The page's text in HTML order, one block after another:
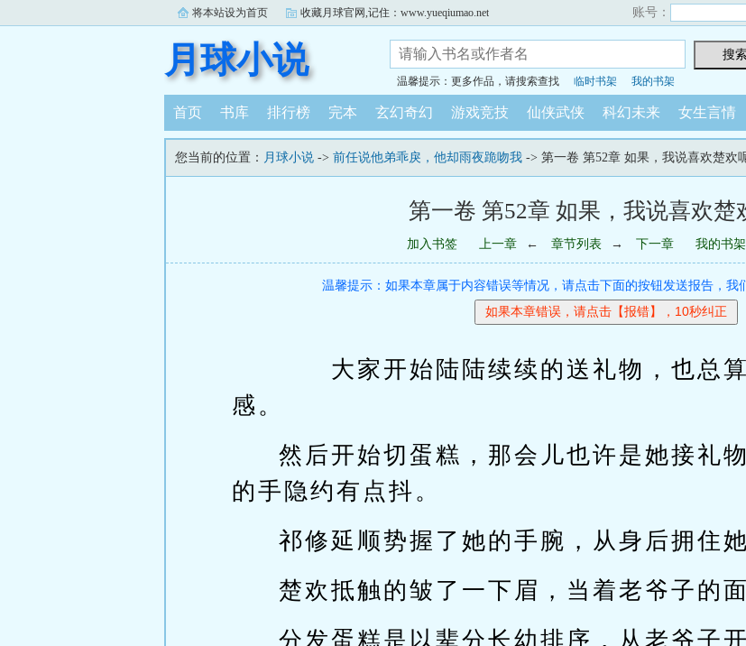
将本站设为首页 收藏月球官网,记住：www.yueqiumao.net 账号：
月球小说
温馨提示：更多作品，请搜索查找 临时书架 我的书架
首页 书库 排行榜 完本 玄幻奇幻 游戏竞技 仙侠武侠 科幻未来 女生言情
您当前的位置： 月球小说 -> 前任说他弟乖戾，他却雨夜跪吻我 -> 第一卷 第52章 如果，我说喜欢楚欢
第一卷 第52章 如果，我说喜欢楚
加入书签 上一章 ← 章节列表 → 下一章 我的书架
温馨提示：如果本章属于内容错误等情况，请点击下面的按钮发送报告，我
大家开始陆陆续续的送礼物，也总算
感。
然后开始切蛋糕，那会儿也许是她接礼
的手隐约有点抖。
祁修延顺势握了她的手腕，从身后拥住
楚欢抵触的皱了一下眉，当着老爷子的
分发蛋糕是以辈分长幼排序，从老爷子